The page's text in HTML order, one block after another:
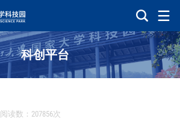
科创平台
阅读数：207856次